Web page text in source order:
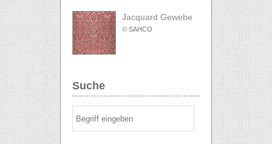
Jacquard Gewebe
© SAHCO
Suche